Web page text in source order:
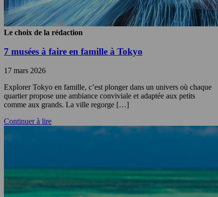
Le choix de la rédaction
7 musées à faire en famille à Tokyo
17 mars 2026
Explorer Tokyo en famille, c’est plonger dans un univers où chaque
quartier propose une ambiance conviviale et adaptée aux petits
comme aux grands. La ville regorge […]
Continuer à lire